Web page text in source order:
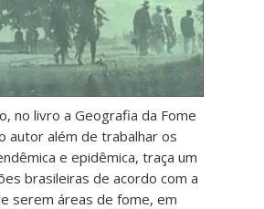
no livro a Geografia da Fome
autor além de trabalhar os
e epidêmica, traça um
brasileiras de acordo com a
serem áreas de fome, em